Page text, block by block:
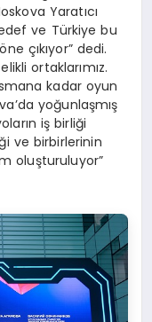
Yaratıcı
ve Türkiye bu
çıkıyor” dedi.
ortaklarımız.
kadar oyun
yoğunlaşmış
iş birliği
ve birbirlerinin
oluşturuluyor”